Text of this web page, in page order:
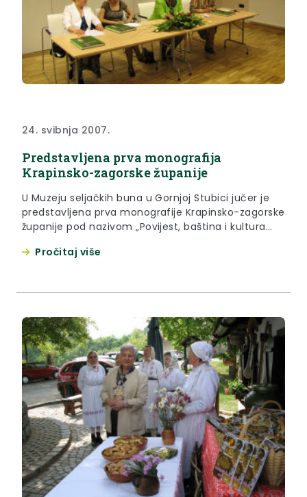
24. svibnja 2007.
Predstavljena prva monografija
Krapinsko-zagorske županije
U Muzeju seljačkih buna u Gornjoj Stubici jučer je
predstavljena prva monografije Krapinsko-zagorske
županije pod nazivom „Povijest, baština i kultura
predstavile Vlasta Hubicki, županica Krapinsko-
Pročitaj više